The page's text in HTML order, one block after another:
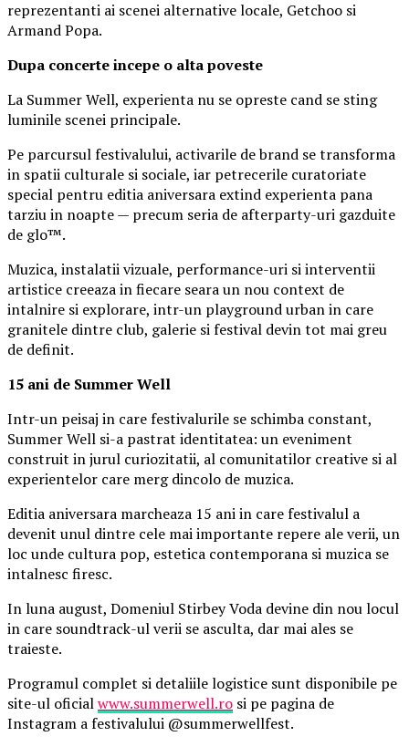
reprezentanti ai scenei alternative locale, Getchoo si
Armand Popa.
Dupa concerte incepe o alta poveste
La Summer Well, experienta nu se opreste cand se sting
luminile scenei principale.
Pe parcursul festivalului, activarile de brand se transforma
in spatii culturale si sociale, iar petrecerile curatoriate
special pentru editia aniversara extind experienta pana
tarziu in noapte — precum seria de afterparty-uri gazduite
de glo™.
Muzica, instalatii vizuale, performance-uri si interventii
artistice creeaza in fiecare seara un nou context de
intalnire si explorare, intr-un playground urban in care
granitele dintre club, galerie si festival devin tot mai greu
de definit.
15 ani de Summer Well
Intr-un peisaj in care festivalurile se schimba constant,
Summer Well si-a pastrat identitatea: un eveniment
construit in jurul curiozitatii, al comunitatilor creative si al
experientelor care merg dincolo de muzica.
Editia aniversara marcheaza 15 ani in care festivalul a
devenit unul dintre cele mai importante repere ale verii, un
loc unde cultura pop, estetica contemporana si muzica se
intalnesc firesc.
In luna august, Domeniul Stirbey Voda devine din nou locul
in care soundtrack-ul verii se asculta, dar mai ales se
traieste.
Programul complet si detaliile logistice sunt disponibile pe
site-ul oficialwww.summerwell.ro si pe pagina de
Instagram a festivalului @summerwellfest.